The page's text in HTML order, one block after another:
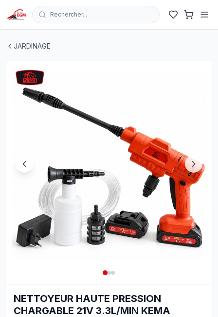
Rechercher...
JARDINAGE
NETTOYEUR HAUTE PRESSION
CHARGABLE 21V 3.3L/MIN KEMA